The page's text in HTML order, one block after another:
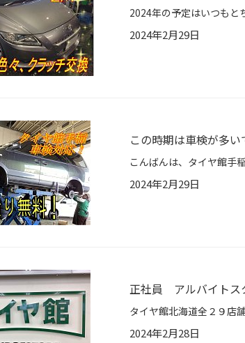
2024年2月29日
この時期は車検が多
2024年2月29日
正社員 アルバイトス
2024年2月28日